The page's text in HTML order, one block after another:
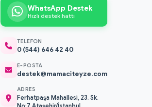
WhatsApp Destek
Hızlı destek hattı
TELEFON
0 (544) 646 42 40
E-POSTA
destek@mamaciteyze.com
ADRES
Ferhatpaşa Mahallesi, 23. Sk.